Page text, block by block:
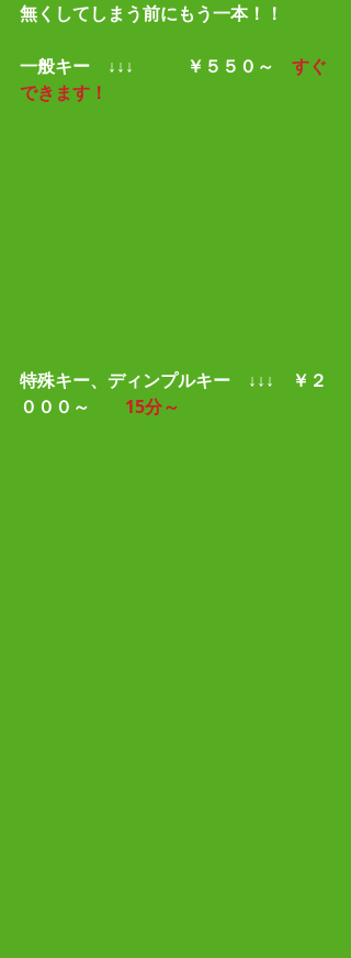
無くしてしまう前にもう一本！！
一般キー　↓↓↓　　　￥５５０～ すぐ
できます！
特殊キー、ディンプルキー　↓↓↓　￥２
０００～ 15分～